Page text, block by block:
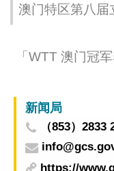
澳门特区第八届
「WTT 澳门冠
新闻局
（853）2833
https://